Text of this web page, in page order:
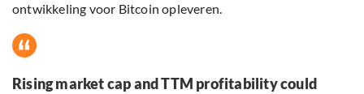
ontwikkeling voor Bitcoin opleveren.
Rising market cap and TTM profitability could